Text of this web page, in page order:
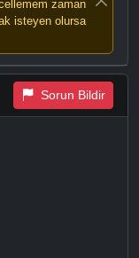
zaman
isteyen olursa
Sorun Bildir